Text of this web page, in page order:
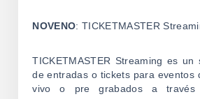
NOVENO: TICKETMASTER
TICKETMASTER Streaming es un
de entradas o tickets para eventos
vivo o pre grabados a